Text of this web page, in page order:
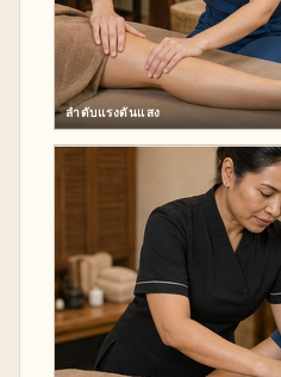
ลำดับแรงดันแสง